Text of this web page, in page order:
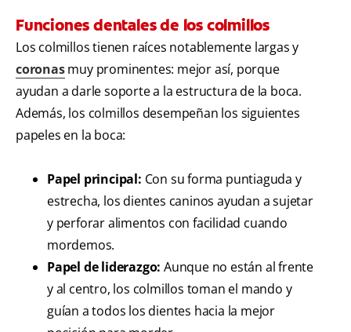
Funciones dentales de los colmillos
Los colmillos tienen raíces notablemente largas y
coronasmuy prominentes: mejor así, porque
ayudan a darle soporte a la estructura de la boca.
Además, los colmillos desempeñan los siguientes
papeles en la boca:
Papel principal: Con su forma puntiaguda y
estrecha, los dientes caninos ayudan a sujetar
y perforar alimentos con facilidad cuando
mordemos.
Papel de liderazgo: Aunque no están al frente
y al centro, los colmillos toman el mando y
guían a todos los dientes hacia la mejor